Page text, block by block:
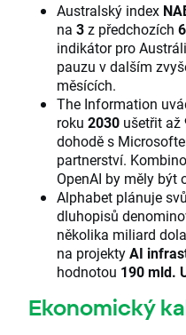
Australský index
na 3z předchozích 6
indikátor pro
pauzu v dalším
měsících.
The Information
roku 2030 ušetřit až
dohodě s
partnerství.
OpenAI by měly být
Alphabet plánuje
dluhopisů
několika miliard
na projektyAI
hodnotou 190 mld.
Ekonomický